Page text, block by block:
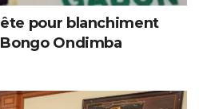
pour blanchiment
Ondimba